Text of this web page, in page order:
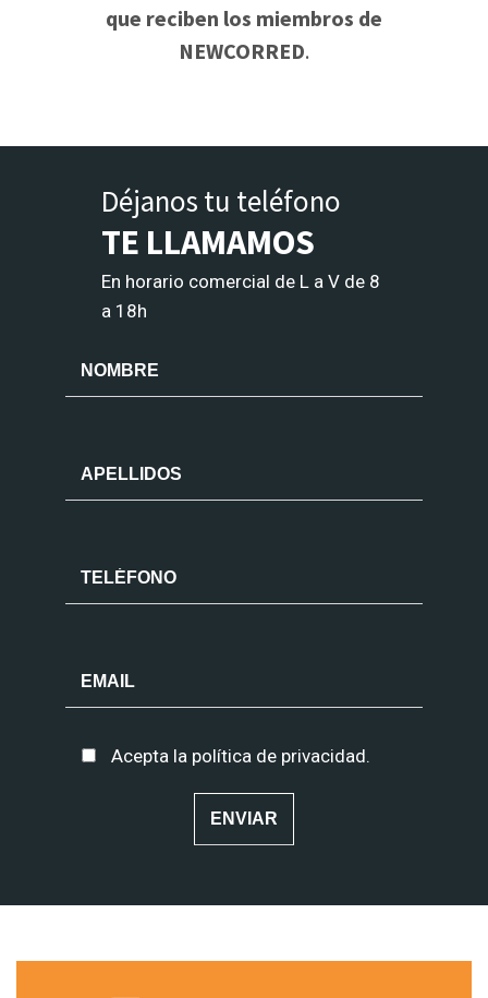
que reciben los miembros de
NEWCORRED.
Déjanos tu teléfono
TE LLAMAMOS
En horario comercial de L a V de 8
a 18h
Acepta la política de privacidad.